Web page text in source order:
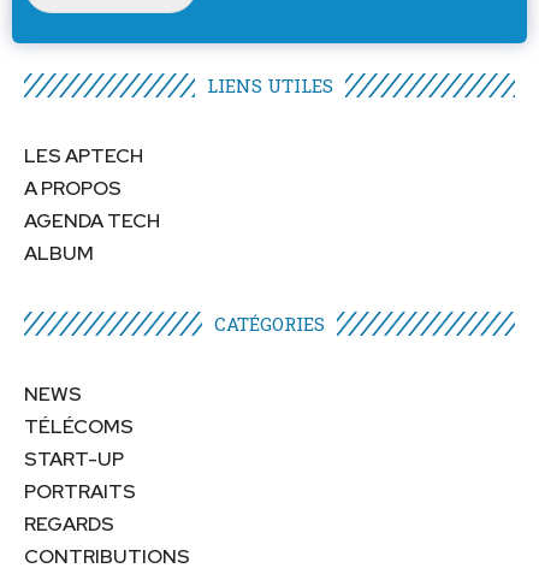
LIENS UTILES​
LES APTECH
A PROPOS
AGENDA TECH
ALBUM
CATÉGORIES​
NEWS
TÉLÉCOMS
START-UP
PORTRAITS
REGARDS
CONTRIBUTIONS